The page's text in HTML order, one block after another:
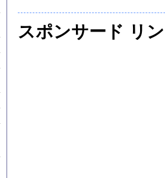
スポンサード リ